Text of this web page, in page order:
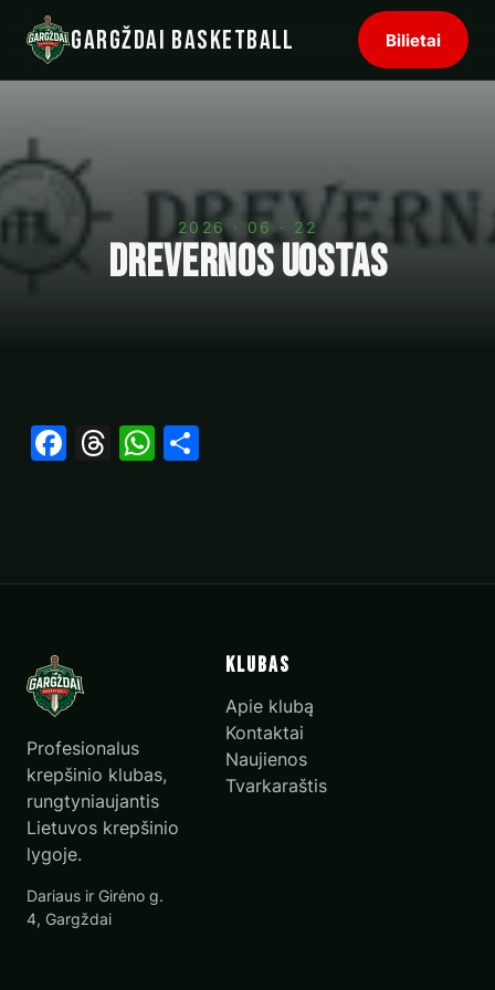
Gargždai Basketball Bilietai
2026 · 06 · 22
Drevernos uostas
Facebook
Threads
WhatsApp
Profesionalus
krepšinio klubas,
rungtyniaujantis
Lietuvos krepšinio
lygoje.
Dariaus ir Girėno g.
4, Gargždai
Klubas
Apie klubą
Kontaktai
Naujienos
Tvarkaraštis